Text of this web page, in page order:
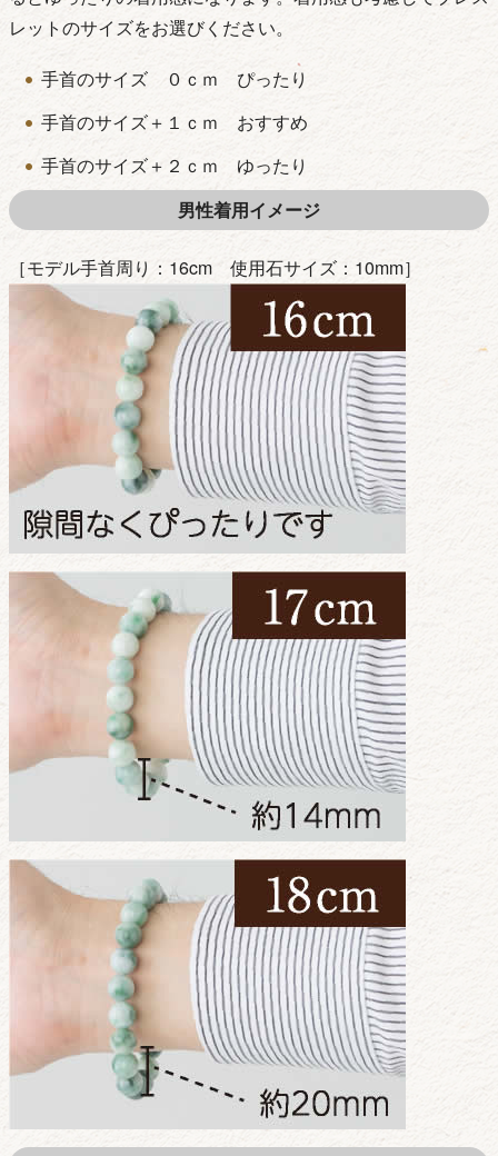
レットのサイズをお選びください。
手首のサイズ ０ｃｍ ぴったり
手首のサイズ＋１ｃｍ おすすめ
手首のサイズ＋２ｃｍ ゆったり
男性着用イメージ
［モデル手首周り：16cm 使用石サイズ：10mm］